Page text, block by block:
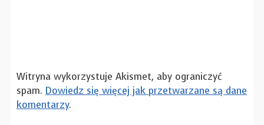
Witryna wykorzystuje Akismet, aby ograniczyć
spam. Dowiedz się więcej jak przetwarzane są dane
komentarzy.